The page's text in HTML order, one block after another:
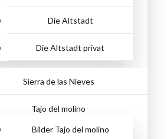
Die Altstadt
Die Altstadt privat
Sierra de las Nieves
Tajo del molino
Bilder Tajo del molino